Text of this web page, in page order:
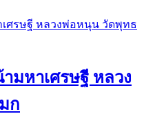
มหาเศรษฐี หลวง
ก